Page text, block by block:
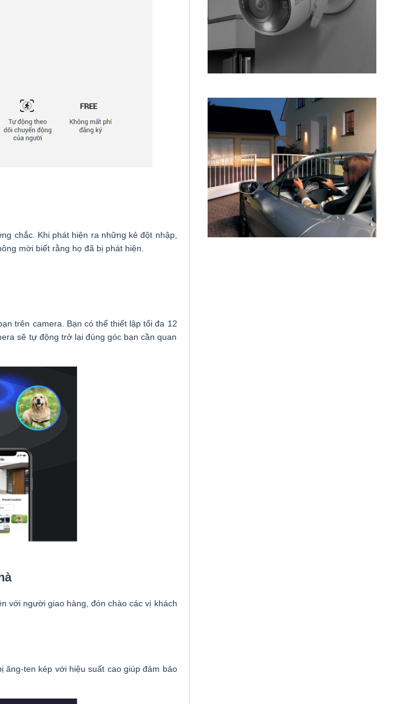
chắc. Khi phát hiện ra những kẻ đột nhập,
mời biết rằng họ đã bị phát hiện.
trên camera. Bạn có thể thiết lập tối đa 12
sẽ tự động trở lại đúng góc bạn cần quan
với người giao hàng, đón chào các vị khách
ten kép với hiệu suất cao giúp đảm bảo